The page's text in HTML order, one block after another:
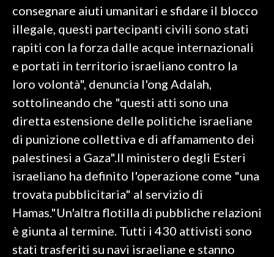
consegnare aiuti umanitari e sfidare il blocco
illegale, questi partecipanti civili sono stati
rapiti con la forza dalle acque internazionali
e portati in territorio israeliano contro la
loro volontà", denuncia l'ong Adalah,
sottolineando che "questi atti sono una
diretta estensione delle politiche israeliane
di punizione collettiva e di affamamento dei
palestinesi a Gaza".Il ministero degli Esteri
israeliano ha definito l'operazione come "una
trovata pubblicitaria" al servizio di
Hamas."Un'altra flotilla di pubbliche relazioni
è giunta al termine. Tutti i 430 attivisti sono
stati trasferiti su navi israeliane e stanno